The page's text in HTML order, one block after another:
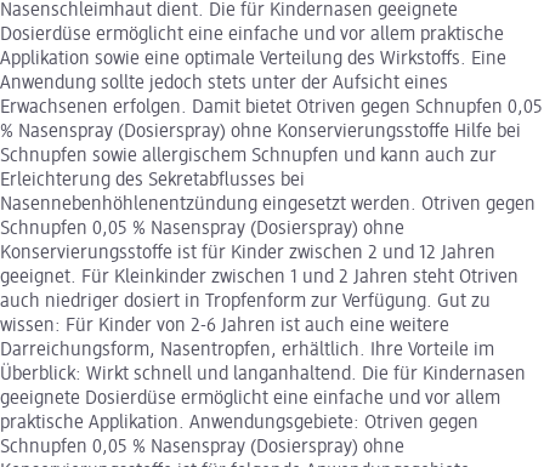
Nasenschleimhaut dient. Die für Kindernasen geeignete
Dosierdüse ermöglicht eine einfache und vor allem praktische
Applikation sowie eine optimale Verteilung des Wirkstoffs. Eine
Anwendung sollte jedoch stets unter der Aufsicht eines
Erwachsenen erfolgen. Damit bietet Otriven gegen Schnupfen 0,05
% Nasenspray (Dosierspray) ohne Konservierungsstoffe Hilfe bei
Schnupfen sowie allergischem Schnupfen und kann auch zur
Erleichterung des Sekretabflusses bei
Nasennebenhöhlenentzündung eingesetzt werden. Otriven gegen
Schnupfen 0,05 % Nasenspray (Dosierspray) ohne
Konservierungsstoffe ist für Kinder zwischen 2 und 12 Jahren
geeignet. Für Kleinkinder zwischen 1 und 2 Jahren steht Otriven
auch niedriger dosiert in Tropfenform zur Verfügung. Gut zu
wissen: Für Kinder von 2-6 Jahren ist auch eine weitere
Darreichungsform, Nasentropfen, erhältlich. Ihre Vorteile im
Überblick: Wirkt schnell und langanhaltend. Die für Kindernasen
geeignete Dosierdüse ermöglicht eine einfache und vor allem
praktische Applikation. Anwendungsgebiete: Otriven gegen
Schnupfen 0,05 % Nasenspray (Dosierspray) ohne